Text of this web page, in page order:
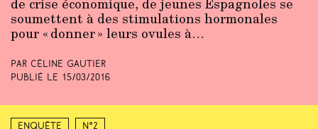
de crise économique, de jeunes Espagnoles se
soumettent à des stimulations hormonales
pour « donner » leurs ovules à…
Par Céline Gautier
Publié le 15/03/2016
Enquête N°2